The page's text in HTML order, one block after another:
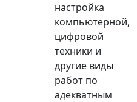
настройка
компьютерной,
цифровой
техники и
другие виды
работ по
адекватным